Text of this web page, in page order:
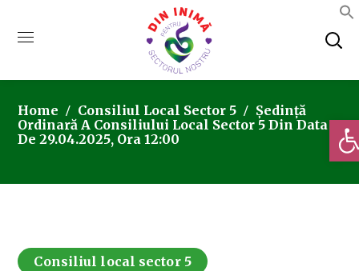
Home Consiliul Local Sector 5
Ședință
Ordinară A Consiliului Local Sector 5 Din Data
De 29.04.2025, Ora 12:00
Consiliul local sector 5